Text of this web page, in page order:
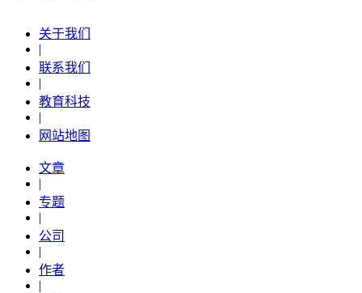
关于我们
|
联系我们
|
教育科技
|
网站地图
文章
|
专题
|
公司
|
作者
|